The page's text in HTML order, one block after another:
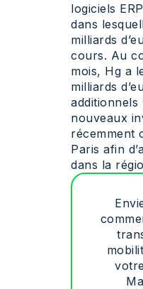
logiciels
dans
milliards
cours. Au
mois, Hg a
milliards
nouveaux
récemment
Paris afin
dans la